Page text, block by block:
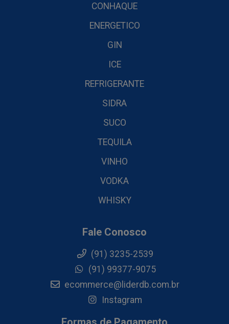
CONHAQUE
ENERGETICO
GIN
ICE
REFRIGERANTE
SIDRA
SUCO
TEQUILA
VINHO
VODKA
WHISKY
Fale Conosco
(91) 3235-2539
(91) 99377-9075
ecommerce@liderdb.com.br
Instagram